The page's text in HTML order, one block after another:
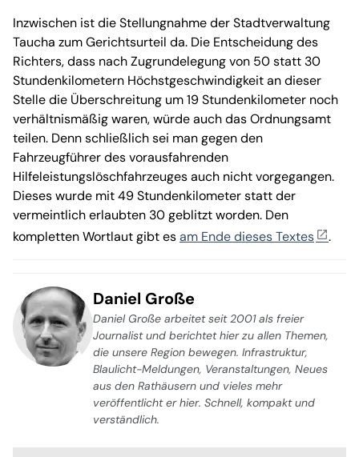
Inzwischen ist die Stellungnahme der Stadtverwaltung
Taucha zum Gerichtsurteil da. Die Entscheidung des
Richters, dass nach Zugrundelegung von 50 statt 30
Stundenkilometern Höchstgeschwindigkeit an dieser
Stelle die Überschreitung um 19 Stundenkilometer noch
verhältnismäßig waren, würde auch das Ordnungsamt
teilen. Denn schließlich sei man gegen den
Fahrzeugführer des vorausfahrenden
Hilfeleistungslöschfahrzeuges auch nicht vorgegangen.
Dieses wurde mit 49 Stundenkilometer statt der
vermeintlich erlaubten 30 geblitzt worden. Den
kompletten Wortlaut gibt esam Ende dieses Textes .
Daniel Große
Daniel Große arbeitet seit 2001 als freier
Journalist und berichtet hier zu allen Themen,
die unsere Region bewegen. Infrastruktur,
Blaulicht-Meldungen, Veranstaltungen, Neues
aus den Rathäusern und vieles mehr
veröffentlicht er hier. Schnell, kompakt und
verständlich.